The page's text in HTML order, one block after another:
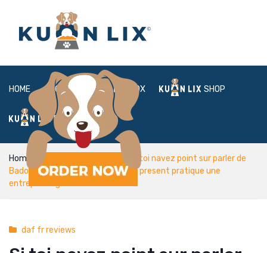
HOME ABOUT BOX SHOP
FAQ LOGIN
Home
Si toi navez point sur parler de
Badoo, Pris par potentiellement a present pratique une
entreprise egalement ce dernier…
daf fr reviews